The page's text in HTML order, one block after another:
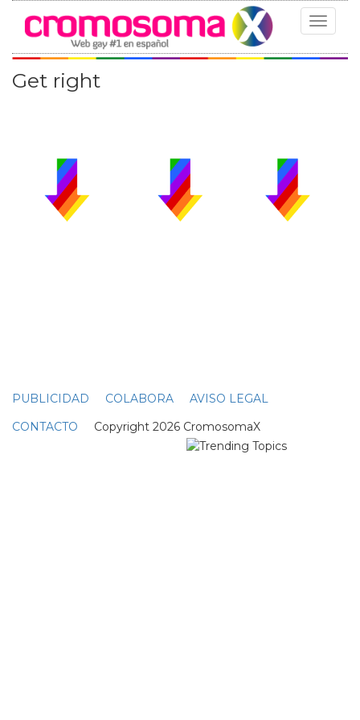
Toggle
Get right
PUBLICIDAD COLABORA
AVISO LEGAL
CONTACTO Copyright 2026 CromosomaX